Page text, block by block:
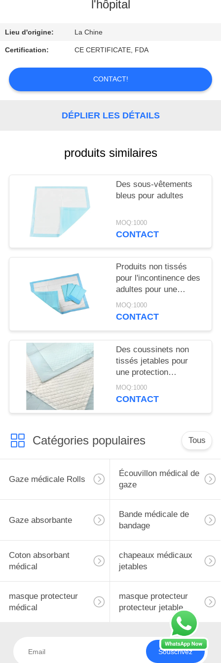
DE
QUALITÉ
CONTACTEZ-
CITATION
l'hôpital
Lieu d'origine: La Chine
Certification: CE CERTIFICATE, FDA
CONTACT!
DÉPLIER LES DÉTAILS
produits similaires
Des sous-vêtements
bleus pour adultes
MOQ:1000
CONTACT
Produits non tissés
pour l'incontinence des
adultes pour une
absorption maximale
MOQ:1000
CONTACT
Des coussinets non
tissés jetables pour
une protection
confortable
MOQ:1000
CONTACT
Catégories populaires Tous
Gaze médicale Rolls
Écouvillon médical de
gaze
Gaze absorbante
Bande médicale de
bandage
Coton absorbant
médical
chapeaux médicaux
jetables
masque protecteur
médical
masque protecteur
protecteur jetable
Souscrivez